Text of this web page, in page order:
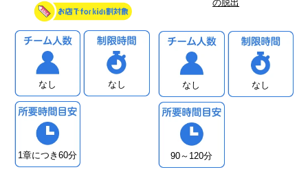
なし なし
1章につき60分
の脱出
なし なし
90～120分